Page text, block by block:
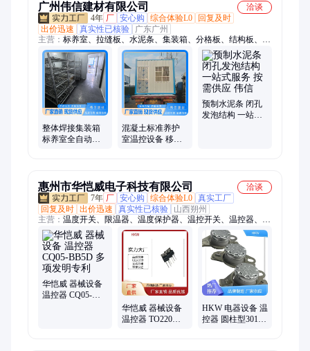
广州伟信建材有限公司
洽谈
4年 厂 安心购 综合体验L0
回复及时
出价迅速
真实性已核验
广东广州
主营： 标养室、拉缝板、水泥条、集装箱、分格板、结构板、养
护室、墙体结构、桥梁垫块、梅花垫块、桩芯圆饼、水泥垫块、
桩芯铁饼、桩芯钢板、建筑施工、水泥支撑条、pvc建筑拉缝、
钢筋保护层、混凝土条支撑、建筑工地桩芯、水泥支撑垫块、框
条填充制品、填充条、移动标养室、可移动标养室
整体焊接集装箱
标养室全自动温
混凝土标准养护
室温控设备 移动
预制水泥条 闭孔
发泡结构 一站式
惠州市华恺威电子科技有限公司
洽谈
7年 厂 安心购 综合体验L0 真实工厂
回复及时 出价迅速 真实性已核验
山西朔州
主营： 温度开关、限温器、温度保护器、温控开关、温控器、热
保护器、热敏电阻
华恺威 器械设备
温控器 CQ05-
华恺威 器械设备
温控器 TO220封
HKW 电器设备 温
控器 圆柱型301